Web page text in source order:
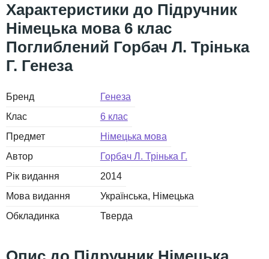
Підручник
Німецька мова 6 клас
Поглиблений Горбач Л. Трінька
Г. Генеза
Бренд
Генеза
Клас
6 клас
Предмет
Німецька мова
Автор
Горбач Л. Трінька Г.
Рік видання
2014
Мова видання
Українська
Німецька
Обкладинка
Тверда